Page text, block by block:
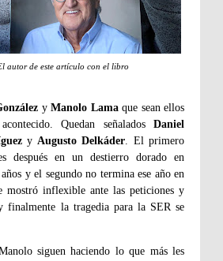
autor de este artículo con el libro
yManolo Lamaque sean ellos
Quedan señalados Daniel
yAugusto Delkáder. El primero
después en un destierro dorado en
y el segundo no termina ese año en
mostró inflexible ante las peticiones y
finalmente la tragedia para la SER se
siguen haciendo lo que más les